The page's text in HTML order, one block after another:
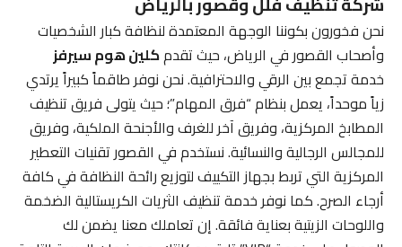
نحن فخورون بكوننا الوجهة المعتمدة لنظافة كبار الشخصيات
وأصحاب القصور في الرياض، حيث تقدمكلين هوم سيرفز
خدمة تجمع بين الرقي والاحترافية. نحن نوفر طاقماً كبيراً يرتدي
زياً موحداً، يعمل بنظام “فرق المهام”؛ حيث يتولى فريق تنظيف
المطابخ المركزية، وفريق آخر للغرف والأجنحة الملكية، وفريق
للمجالس الرجالية والنسائية. نستخدم في القصور تقنيات التعطير
المركزية التي تربط بجهاز التكييف لتوزيع رائحة النظافة في كافة
أرجاء الصرح. كما نوفر خدمة تنظيف الثريات الكريستالية الضخمة
واللوحات الزيتية بعناية فائقة. إن تعاملك معنا يضمن لك